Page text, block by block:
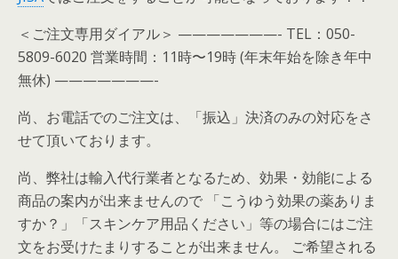
＜ご注文専用ダイアル＞ ———————- TEL：050-
5809-6020 営業時間：11時〜19時 (年末年始を除き年中
無休) ———————-
尚、お電話でのご注文は、「振込」決済のみの対応をさ
せて頂いております。
尚、弊社は輸入代行業者となるため、効果・効能による
商品の案内が出来ませんので 「こうゆう効果の薬ありま
すか？」「スキンケア用品ください」等の場合にはご注
文をお受けたまりすることが出来ません。 ご希望される